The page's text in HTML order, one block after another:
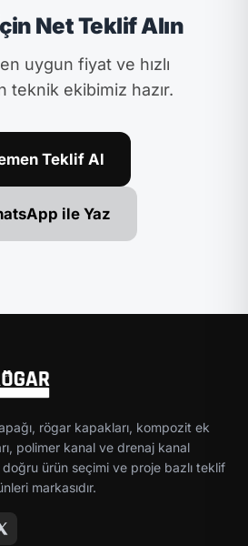
Net Teklif Alın
uygun fiyat ve hızlı
teknik ekibimiz hazır.
Teklif Al
ile Yaz
rögar kapakları, kompozit ek
polimer kanal ve drenaj kanal
ürün seçimi ve proje bazlı teklif
markasıdır.